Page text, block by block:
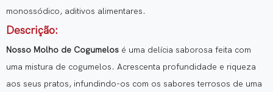
monossódico, aditivos alimentares.
Descrição:
Nosso Molho de Cogumelos é uma delícia saborosa feita com
uma mistura de cogumelos. Acrescenta profundidade e riqueza
aos seus pratos, infundindo-os com os sabores terrosos de uma